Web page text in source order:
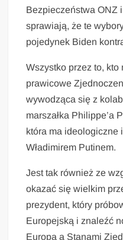
Bezpieczeństwa ONZ
sprawiają, że te
pojedynek Biden
Wszystko przez to,
prawicowe
wywodząca się z
marszałka Philippe’a
która ma ideologiczne
Władimirem Putinem.
Jest tak również ze
okazać się wielkim
prezydent, który
Europejską i znaleźć
Europą a Stanami